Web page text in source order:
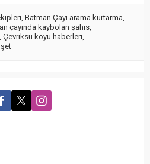
, Batman Çayı arama kurtarma,
çayında kaybolan şahıs,
, Çevriksu köyü haberleri,